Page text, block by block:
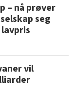
– nå prøver
seg
vil